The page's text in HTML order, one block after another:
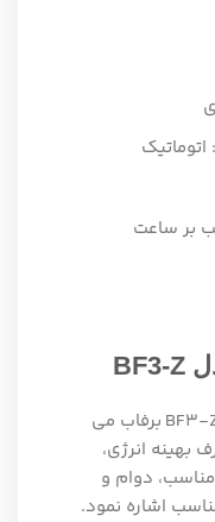
BF3-Z
BF3- برفاب می
بهینه انرژی،
دوام و
اشاره نمود.